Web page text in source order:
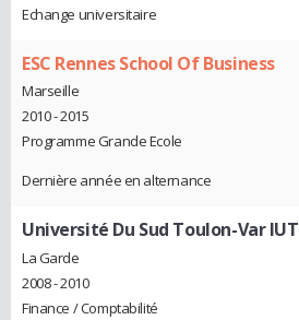
Echange universitaire
ESC Rennes School Of Business
Marseille
2010 - 2015
Programme Grande Ecole
Dernière année en alternance
Université Du Sud Toulon-Var
La Garde
2008 - 2010
Finance / Comptabilité